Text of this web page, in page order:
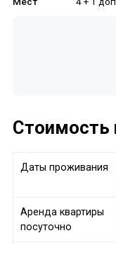
Стоимость
Даты проживания
Аренда квартиры
посуточно